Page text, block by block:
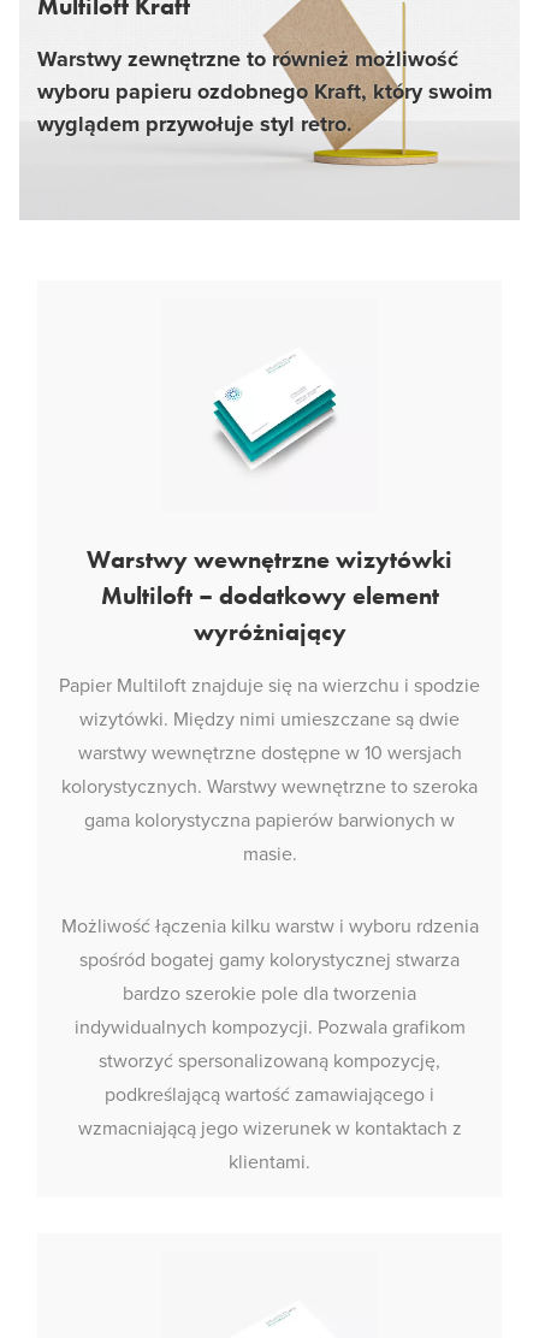
Warstwy zewnętrzne to również możliwość
wyboru papieru ozdobnego Kraft, który swoim
wyglądem przywołuje styl retro.
Warstwy wewnętrzne wizytówki
Multiloft – dodatkowy element
wyróżniający
Papier Multiloft znajduje się na wierzchu i spodzie
wizytówki. Między nimi umieszczane są dwie
warstwy wewnętrzne dostępne w 10 wersjach
kolorystycznych. Warstwy wewnętrzne to szeroka
gama kolorystyczna papierów barwionych w
masie.
Możliwość łączenia kilku warstw i wyboru rdzenia
spośród bogatej gamy kolorystycznej stwarza
bardzo szerokie pole dla tworzenia
indywidualnych kompozycji. Pozwala grafikom
stworzyć spersonalizowaną kompozycję,
podkreślającą wartość zamawiającego i
wzmacniającą jego wizerunek w kontaktach z
klientami.